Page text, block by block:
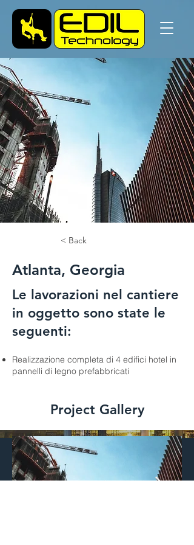
< Back
Atlanta, Georgia
Le lavorazioni nel cantiere
in oggetto sono state le
seguenti:
Realizzazione completa di 4 edifici hotel in
pannelli di legno prefabbricati
Project Gallery